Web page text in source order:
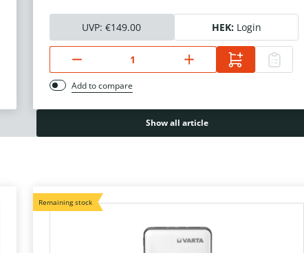
UVP:€149.00 HEK: Login
Add to compare
Show all article
Remaining stock